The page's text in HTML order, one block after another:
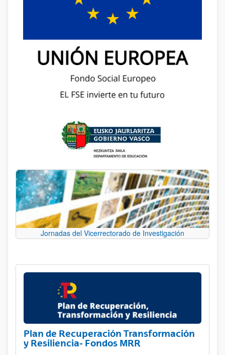
Jornadas del Vicerrectorado de Investigación
Plan de Recuperación Transformación
y Resiliencia- Fondos MRR